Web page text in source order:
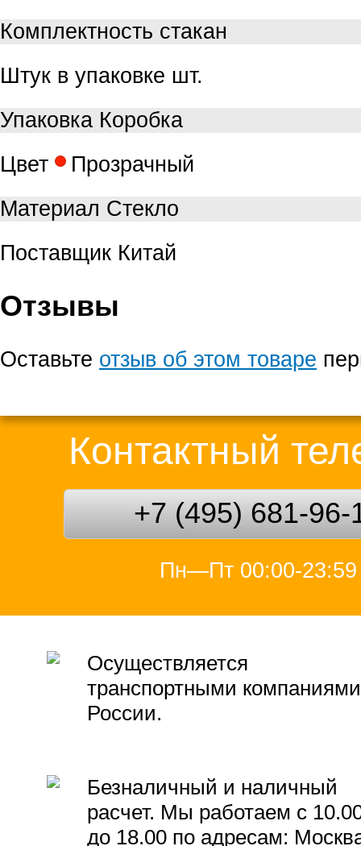
Комплектность стакан
Штук в упаковке шт.
Упаковка Коробка
Цвет
Прозрачный
Материал Стекло
Поставщик Китай
Отзывы
Оставьте отзыв об этом товаре
Контактный
+7 (495) 681-96-
Пн—Пт 00:00-23:59
Осуществляется
транспортными компаниями
России.
Безналичный и наличный
расчет. Мы работаем с
до 18.00 по адресам: